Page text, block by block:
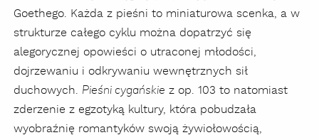
Goethego. Każda z pieśni to miniaturowa scenka, a w
strukturze całego cyklu można dopatrzyć się
alegorycznej opowieści o utraconej młodości,
dojrzewaniu i odkrywaniu wewnętrznych sił
duchowych. Pieśni cygańskie z op. 103 to natomiast
zderzenie z egzotyką kultury, która pobudzała
wyobraźnię romantyków swoją żywiołowością,